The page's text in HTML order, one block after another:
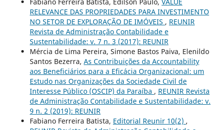
RELEVANCE DAS PROPRIEDADES PARA INVESTIMENTO
NO SETOR DE EXPLORAÇÃO DE IMÓVEIS , REUNIR
Revista de Administração Contabilidade e
Sustentabilidade: v. 7 n. 3 (2017): REUNIR
Mércia de Lima Pereira, Simone Bastos Paiva, Elenildo
Santos Bezerra, As Contribuições da Accountability
aos Beneficiários para a Eficácia Organizacional: um
Estudo nas Organizações da Sociedade Civil de
Interesse Público (OSCIP) da Paraíba , REUNIR Revista
de Administração Contabilidade e Sustentabilidade: v.
9 n. 2 (2019): REUNIR
Fabiano Ferreira Batista, Editorial Reunir 10(2) ,